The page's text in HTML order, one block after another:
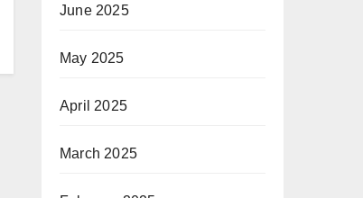
June 2025
May 2025
April 2025
March 2025